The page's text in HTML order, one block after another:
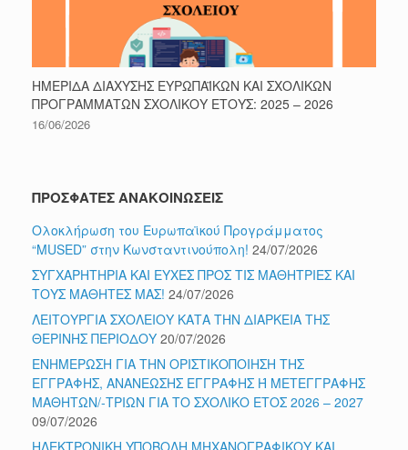
ΗΜΕΡΙΔΑ ΔΙΑΧΥΣΗΣ ΕΥΡΩΠΑΪΚΩΝ ΚΑΙ ΣΧΟΛΙΚΩΝ
ΠΡΟΓΡΑΜΜΑΤΩΝ ΣΧΟΛΙΚΟΥ ΕΤΟΥΣ: 2025 – 2026
16/06/2026
ΠΡΟΣΦΑΤΕΣ ΑΝΑΚΟΙΝΩΣΕΙΣ
Ολοκλήρωση του Ευρωπαϊκού Προγράμματος
“MUSED” στην Κωνσταντινούπολη! 24/07/2026
ΣΥΓΧΑΡΗΤΗΡΙΑ ΚΑΙ ΕΥΧΕΣ ΠΡΟΣ ΤΙΣ ΜΑΘΗΤΡΙΕΣ ΚΑΙ
ΤΟΥΣ ΜΑΘΗΤΕΣ ΜΑΣ! 24/07/2026
ΛΕΙΤΟΥΡΓΙΑ ΣΧΟΛΕΙΟΥ ΚΑΤΑ ΤΗΝ ΔΙΑΡΚΕΙΑ ΤΗΣ
ΘΕΡΙΝΗΣ ΠΕΡΙΟΔΟΥ 20/07/2026
ΕΝΗΜΕΡΩΣΗ ΓΙΑ ΤΗΝ ΟΡΙΣΤΙΚΟΠΟΙΗΣΗ ΤΗΣ
ΕΓΓΡΑΦΗΣ, ΑΝΑΝΕΩΣΗΣ ΕΓΓΡΑΦΗΣ Ή ΜΕΤΕΓΓΡΑΦΗΣ
ΜΑΘΗΤΩΝ/-ΤΡΙΩΝ ΓΙΑ ΤΟ ΣΧΟΛΙΚΟ ΕΤΟΣ 2026 – 2027
09/07/2026
ΗΛΕΚΤΡΟΝΙΚΗ ΥΠΟΒΟΛΗ ΜΗΧΑΝΟΓΡΑΦΙΚΟΥ ΚΑΙ